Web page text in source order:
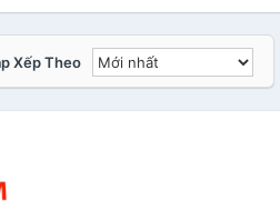
Xếp Theo